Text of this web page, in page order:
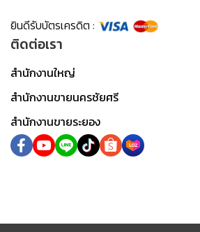
ยินดีรับบัตรเครดิต :
ติดต่อเรา
สำนักงานใหญ่
สำนักงานขายนครชัยศรี
สำนักงานขายระยอง